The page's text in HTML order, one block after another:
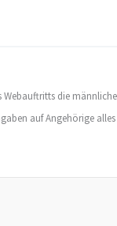
Webauftritts die männliche
auf Angehörige alles